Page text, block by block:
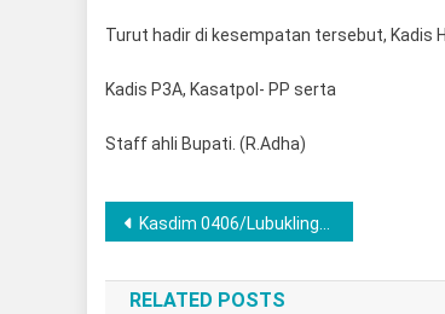
Turut hadir di kesempatan tersebut, Kadis
Kadis P3A, Kasatpol- PP serta
Staff ahli Bupati. (R.Adha)
Post
navigation
Kasdim 0406/Lubuklinggau Pimpin Upacara Ziarah Nasional HUT ke-80 TNI
RELATED POSTS